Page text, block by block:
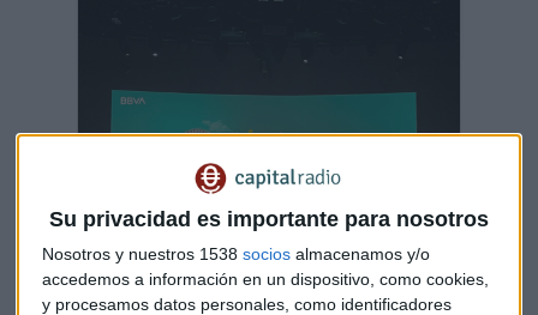
Su privacidad es importante para nosotros
Nosotros y nuestros 1538 socios almacenamos y/o
accedemos a información en un dispositivo, como cookies,
y procesamos datos personales, como identificadores